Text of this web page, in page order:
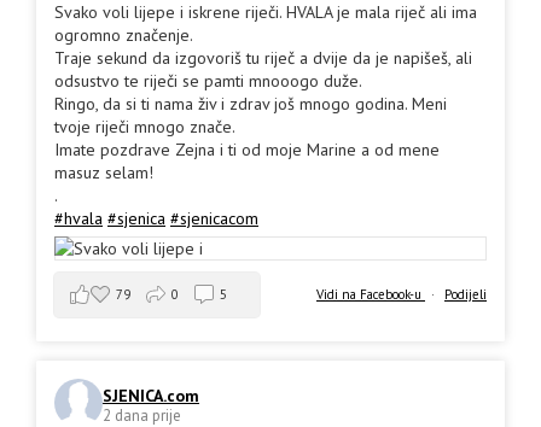
Svako voli lijepe i iskrene riječi. HVALA je mala riječ ali ima
ogromno značenje.
Traje sekund da izgovoriš tu riječ a dvije da je napišeš, ali
odsustvo te riječi se pamti mnooogo duže.
Ringo, da si ti nama živ i zdrav još mnogo godina. Meni
tvoje riječi mnogo znače.
Imate pozdrave Zejna i ti od moje Marine a od mene
masuz selam!
.
#hvala #sjenica #sjenicacom
Vidi na Facebook-u · Podijeli
79 0 5
SJENICA.com
2 dana prije